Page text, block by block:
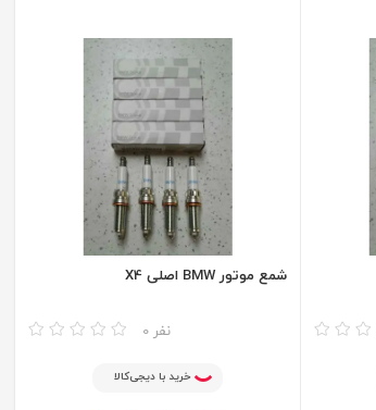
شمع موتور BMW اصلی X4
0 نفر
خرید با دیجی‌کالا